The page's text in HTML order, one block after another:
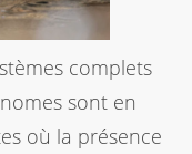
complets
sont en
où la présence